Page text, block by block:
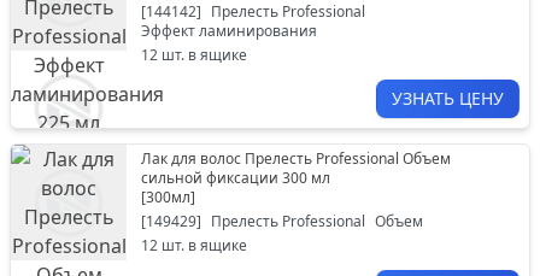
[144142] Прелесть Professional
Эффект ламинирования
12 шт. в ящике
УЗНАТЬ ЦЕНУ
Лак для волос Прелесть Professional Объем
сильной фиксации 300 мл
[300мл]
[149429] Прелесть Professional Объем
12 шт. в ящике